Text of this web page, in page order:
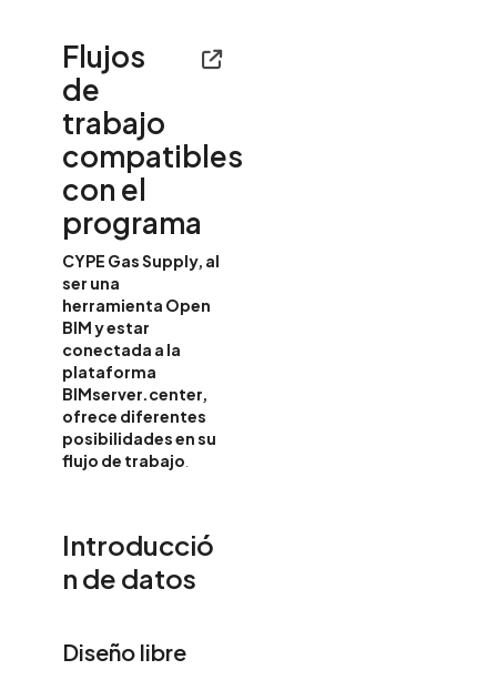
Flujos
de
trabajo
compatibles
con el
programa
CYPE Gas Supply, al
ser una
herramienta Open
BIM y estar
conectada a la
plataforma
BIMserver.center,
ofrece diferentes
posibilidades en su
flujo de trabajo
Introducció
n de datos
Diseño libre